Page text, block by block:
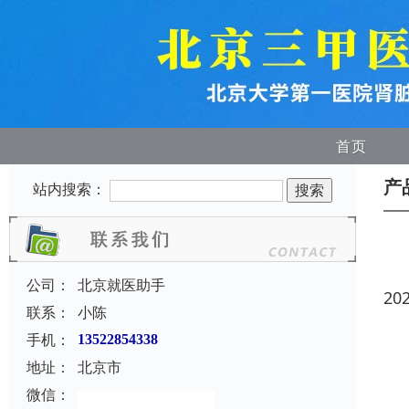
首页
站内搜索：
公司：
北京就医助手
联系：
小陈
手机：
13522854338
地址：
北京市
微信：
产